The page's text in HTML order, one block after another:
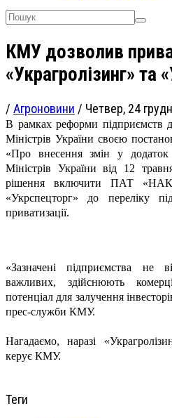
КМУ дозволив
«Украгролізинг» та
/ Агроновини / Четвер, 24
В рамках реформи підприємств
Міністрів України своєю
«Про внесення змін у
Міністрів України від 12
рішення включити ПАТ «НАК
«Укрспецторг» до переліку
приватизації.
«Зазначені підприємства не
важливих, здійснюють
потенціал для залучення
прес-служби КМУ.
Нагадаємо, наразі
керує КМУ.
Теги